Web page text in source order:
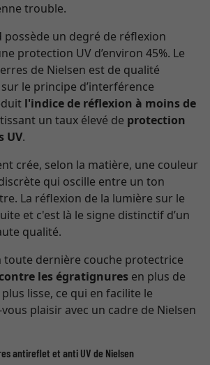
trouble.
possède un degré de réflexion
protection UV d’environ 45%. Le
de Nielsen est de qualité
le principe d’interférence
l'indice de réflexion à moins de
un taux élevé de protection
UV.
crée, selon la matière, une couleur
qui oscille entre un ton
La réflexion de la lumière sur le
et c'est là le signe distinctif d’un
qualité.
toute dernière couche protectrice
les égratignures en plus de
lisse, ce qui en facilite le
plaisir avec un cadre de Nielsen
antireflet et anti UV de Nielsen